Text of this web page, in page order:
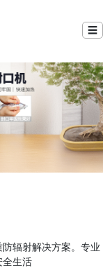
☰
辐射解决方案。专业
全生活